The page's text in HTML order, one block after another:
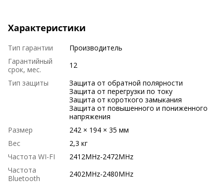
Характеристики
Тип гарантии
Производитель
Гарантийный
срок, мес.
12
Тип защиты
Защита от обратной полярности
Защита от перегрузки по току
Защита от короткого замыкания
Защита от повышенного и пониженного
напряжения
Размер
242 × 194 × 35 мм
Вес
2,3 кг
Частота WI-FI
2412MHz-2472MHz
Частота
Bluetooth
2402MHz-2480MHz